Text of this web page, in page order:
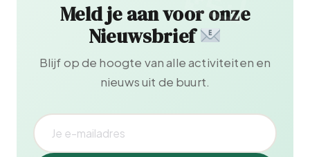
Meld je aan voor onze
Nieuwsbrief
Blijf op de hoogte van alle activiteiten en
nieuws uit de buurt.